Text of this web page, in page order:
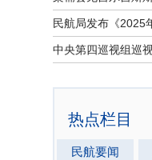
热点栏目
民航要闻